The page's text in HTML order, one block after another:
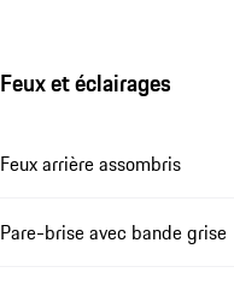
Feux et éclairages
Feux arrière assombris
Pare-brise avec bande grise